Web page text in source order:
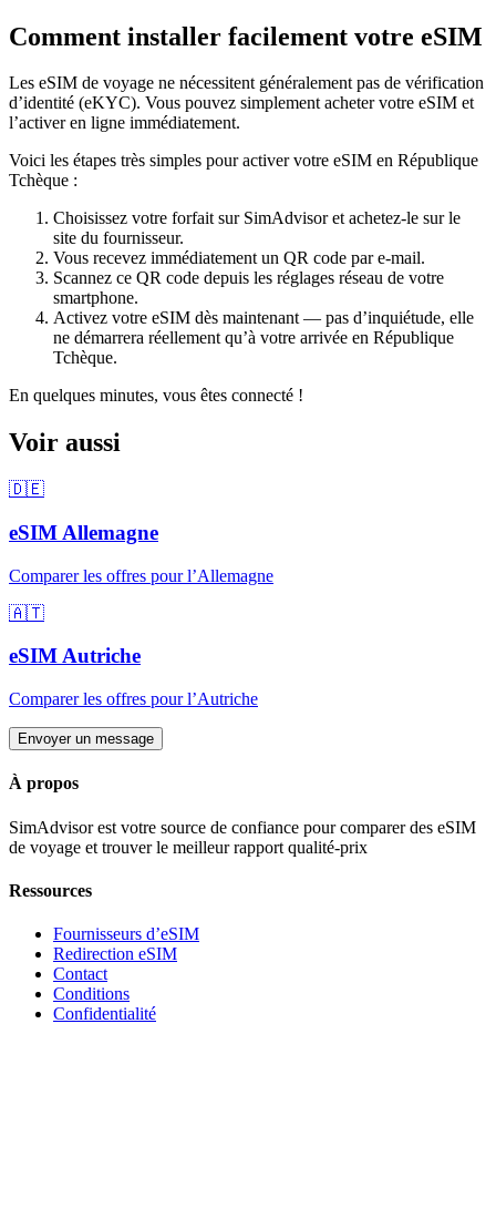
Comment installer facilement votre eSIM
Les eSIM de voyage ne nécessitent généralement pas de vérification
d’identité (eKYC). Vous pouvez simplement acheter votre eSIM et
l’activer en ligne immédiatement.
Voici les étapes très simples pour activer votre eSIM en République
Tchèque :
Choisissez votre forfait sur SimAdvisor et achetez-le sur le
site du fournisseur.
Vous recevez immédiatement un QR code par e-mail.
Scannez ce QR code depuis les réglages réseau de votre
smartphone.
Activez votre eSIM dès maintenant — pas d’inquiétude, elle
ne démarrera réellement qu’à votre arrivée en République
Tchèque.
En quelques minutes, vous êtes connecté !
Voir aussi
🇩🇪
eSIM Allemagne
Comparer les offres pourl’Allemagne
🇦🇹
eSIMAutriche
Comparer les offres pourl’Autriche
Envoyer un message
À propos
SimAdvisor est votre source de confiance pour comparer des eSIM
de voyage et trouver le meilleur rapport qualité-prix
Ressources
Fournisseurs d’eSIM
Redirection eSIM
Contact
Conditions
Confidentialité